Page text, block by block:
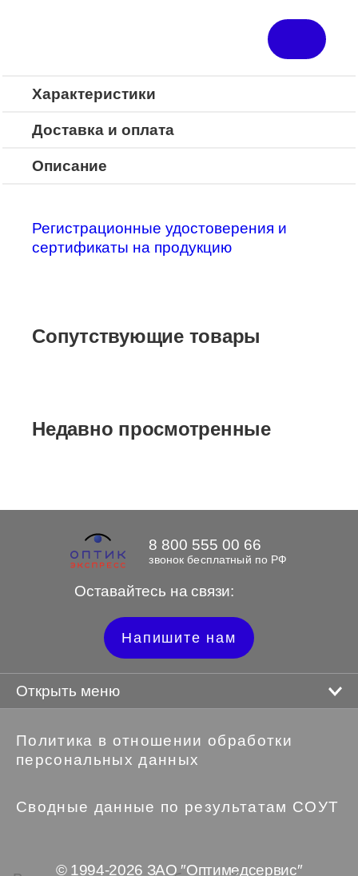
Характеристики
Доставка и оплата
Описание
Регистрационные удостоверения и
сертификаты на продукцию
Сопутствующие товары
Недавно просмотренные
Оставайтесь на связи:
8 800 555 00 66
звонок бесплатный по РФ
Напишите нам
Открыть меню
Политика в отношении обработки
персональных данных
Сводные данные по результатам СОУТ
© 1994-2026 ЗАО ″Оптимедсервис″